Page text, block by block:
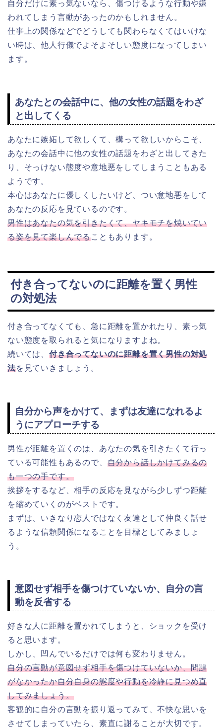
自分だけに素っ気ないなら、傷つけるような行動や嫌
われてしまう言動があったのかもしれません。
仕事上の関係などでどうしても関わらなくてはいけな
い時は、他人行儀でよそよそしい態度になってしまい
ます。
あなたとの会話中に、他の女性の話題をわざ
と出してくる
あなたに嫉妬して欲しくて、構って欲しいからこそ、
あなたの会話中に他の女性の話題をわざと出してきた
り、そっけない態度や意地悪をしてしまうこともある
ようです。
本心はあなたに優しくしたいけど、つい意地悪をして
あなたの反応を見ているのです。
男性はあなたの気を引きたくて、ヤキモチを焼いてい
る姿を見て楽しんでることもあります。
付き合ってないのに距離を置く男性
の対処法
付き合ってなくても、急に距離を置かれたり、素っ気
ない態度を取られると気になりますよね。
続いては、 付き合ってないのに距離を置く男性の対処
法を見ていきましょう。
自分から声をかけて、まずは友達になれるよ
うにアプローチする
男性が距離を置くのは、あなたの気を引きたくて行っ
ている可能性もあるので、 自分から話しかけてみるの
も一つの手です。
挨拶をするなど、相手の反応を見ながら少しずつ距離
を縮めていくのがベストです。
まずは、いきなり恋人ではなく友達として仲良く話せ
るような信頼関係になることを目標としてみましょ
う。
意図せず相手を傷つけていないか、自分の言
動を反省する
好きな人に距離を置かれてしまうと、ショックを受け
ると思います。
しかし、凹んでいるだけでは何も変わりません。
自分の言動が意図せず相手を傷つけていないか、問題
がなかったか自分自身の態度や行動を冷静に見つめ直
してみましょう。
客観的に自分の言動を振り返ってみて、不快な思いを
させてしまっていたら、素直に謝ることが大切です。